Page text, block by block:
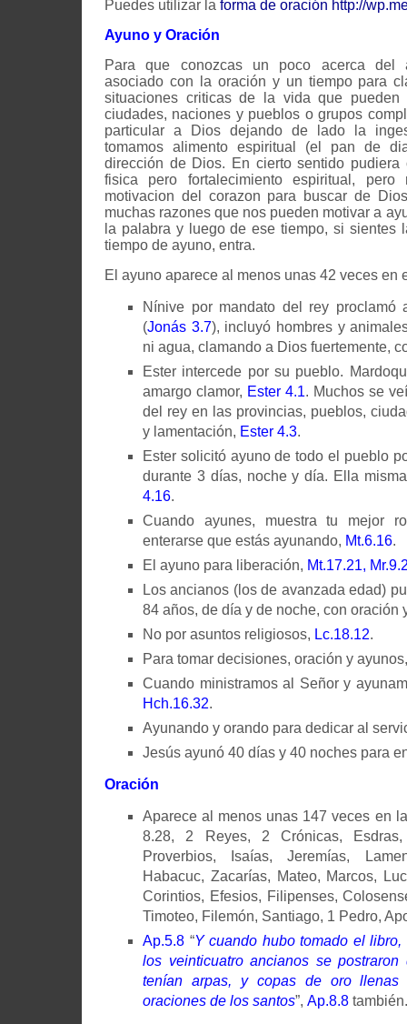
Puedes utilizar la forma de oración http://
Ayuno y Oración
Para que conozcas un poco acerca del
asociado con la oración y un tiempo para
situaciones criticas de la vida que pueden
ciudades, naciones y pueblos o grupos
particular a Dios dejando de lado la
tomamos alimento espiritual (el pan de
dirección de Dios. En cierto sentido pudiera
fisica pero fortalecimiento espiritual,
motivacion del corazon para buscar de
muchas razones que nos pueden motivar a
la palabra y luego de ese tiempo, si sientes
tiempo de ayuno, entra.
El ayuno aparece al menos unas 42 veces en
Nínive por mandato del rey proclamó
(Jonás 3.7), incluyó hombres y
ni agua, clamando a Dios fuertemente,
Ester intercede por su pueblo.
amargo clamor, Ester 4.1. Muchos se
del rey en las provincias, pueblos,
y lamentación, Ester 4.3.
Ester solicitó ayuno de todo el pueblo
durante 3 días, noche y día. Ella
4.16.
Cuando ayunes, muestra tu mejor
enterarse que estás ayunando, Mt.6.16.
El ayuno para liberación, Mt.17.21,
Los ancianos (los de avanzada edad)
84 años, de día y de noche, con oración
No por asuntos religiosos, Lc.18.12.
Para tomar decisiones, oración y
Cuando ministramos al Señor y
Hch.16.32.
Ayunando y orando para dedicar al
Jesús ayunó 40 días y 40 noches para
Oración
Aparece al menos unas 147 veces en
8.28, 2 Reyes, 2 Crónicas,
Proverbios, Isaías, Jeremías,
Habacuc, Zacarías, Mateo, Marcos,
Corintios, Efesios, Filipenses,
Timoteo, Filemón, Santiago, 1 Pedro,
Ap.5.8 “Y cuando hubo tomado el
los veinticuatro ancianos se
tenían arpas, y copas de oro
oraciones de los santos”, Ap.8.8 también.